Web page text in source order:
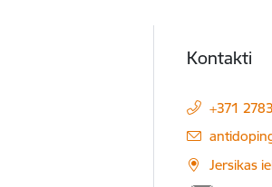
Kontakti
+371
E-pasts:
Jersikas